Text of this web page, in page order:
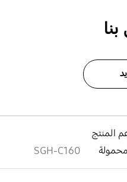
المنتج
SGH-C160